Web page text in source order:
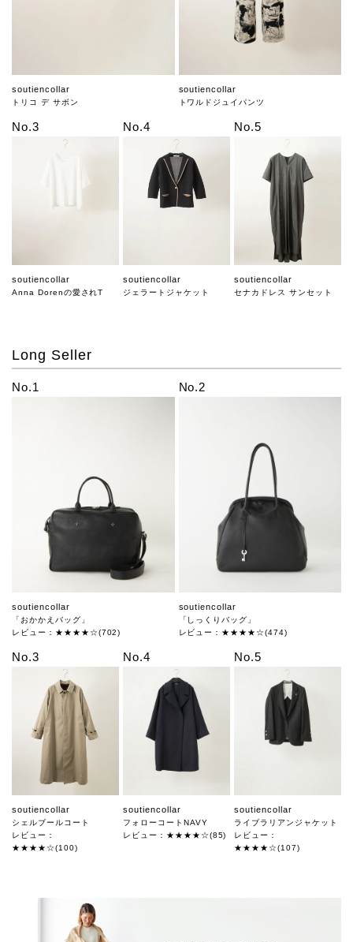
soutiencollar
トリコ デ サボン
soutiencollar
トワルドジュイパンツ
No.3
soutiencollar
Anna Dorenの愛されT
No.4
soutiencollar
ジェラートジャケット
No.5
soutiencollar
セナカドレス サンセット
Long Seller
No.1
soutiencollar
「おかかえバッグ」
レビュー：★★★★☆(702)
No.2
soutiencollar
「しっくりバッグ」
レビュー：★★★★☆(474)
No.3
soutiencollar
シェルブールコート
レビュー：
★★★★☆(100)
No.4
soutiencollar
フォローコートNAVY
レビュー：★★★★☆(85)
No.5
soutiencollar
ライブラリアンジャケット
レビュー：
★★★★☆(107)